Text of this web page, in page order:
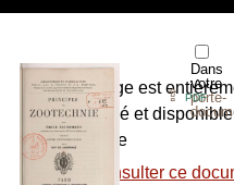
Dans
votre
porte-
⇪PDF
L’ouvrage est
numérisé et
le site de
Consulter ce